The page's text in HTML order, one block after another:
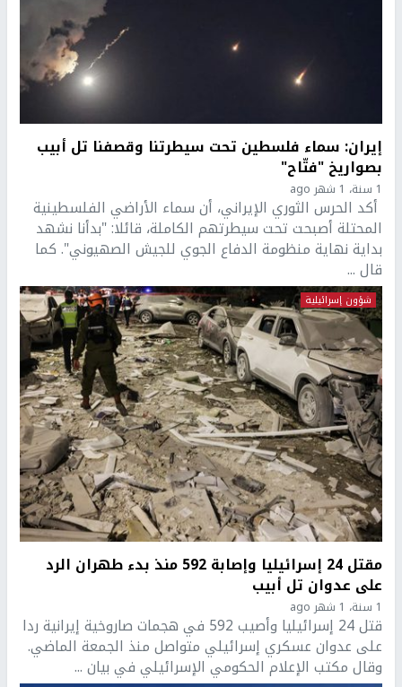
إيران: سماء فلسطين تحت سيطرتنا وقصفنا تل أبيب
بصواريخ "فتّاح"
1 سنة، 1 شهر ago
أكد الحرس الثوري الإيراني، أن سماء الأراضي الفلسطينية
المحتلة أصبحت تحت سيطرتهم الكاملة، قائلا: "بدأنا نشهد
بداية نهاية منظومة الدفاع الجوي للجيش الصهيوني". كما
قال ...
شؤون إسرائيلية
مقتل 24 إسرائيليا وإصابة 592 منذ بدء طهران الرد
على عدوان تل أبيب
1 سنة، 1 شهر ago
قتل 24 إسرائيليا وأصيب 592 في هجمات صاروخية إيرانية ردا
على عدوان عسكري إسرائيلي متواصل منذ الجمعة الماضي.
وقال مكتب الإعلام الحكومي الإسرائيلي في بيان ...